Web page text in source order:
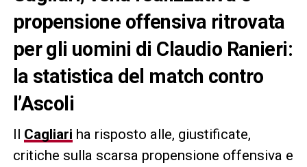
propensione offensiva ritrovata
per gli uomini di Claudio Ranieri:
la statistica del match contro
l’Ascoli
Il Cagliari ha risposto alle, giustificate,
critiche sulla scarsa propensione offensiva e